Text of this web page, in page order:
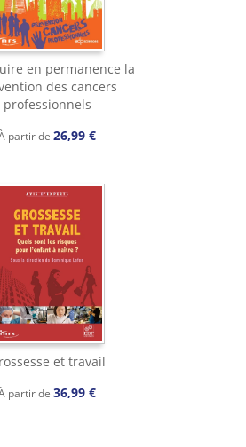
en permanence la
des cancers
professionnels
partir de 26,99 €
et travail
partir de 36,99 €